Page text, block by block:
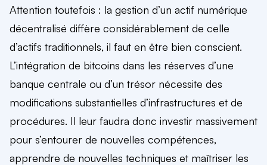
Attention toutefois : la gestion d’un actif numérique
décentralisé diffère considérablement de celle
d’actifs traditionnels, il faut en être bien conscient.
L’intégration de bitcoins dans les réserves d’une
banque centrale ou d’un trésor nécessite des
modifications substantielles d’infrastructures et de
procédures. Il leur faudra donc investir massivement
pour s’entourer de nouvelles compétences,
apprendre de nouvelles techniques et maîtriser les